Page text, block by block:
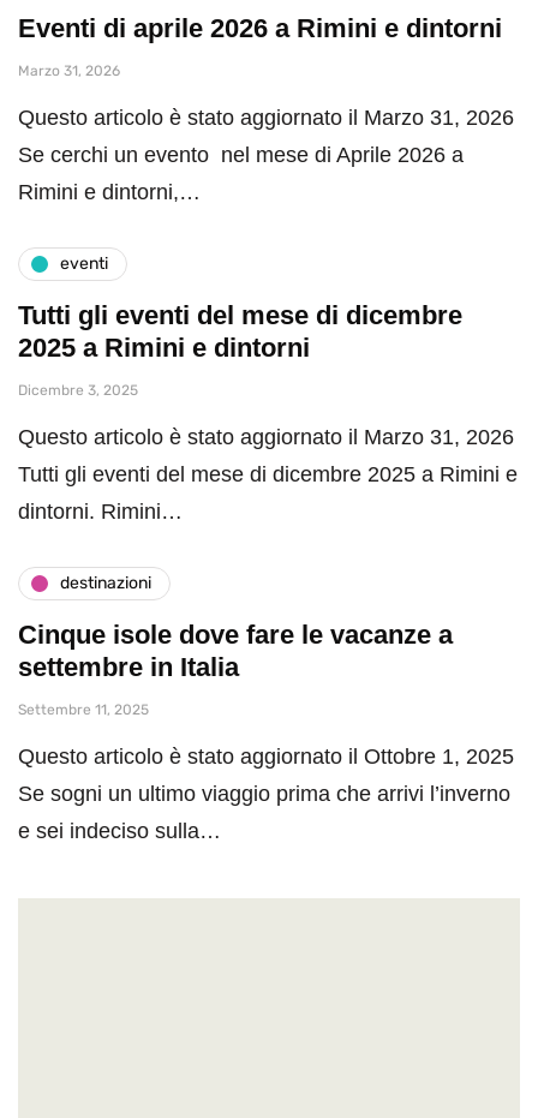
Eventi di aprile 2026 a Rimini e dintorni
Marzo 31, 2026
Questo articolo è stato aggiornato il Marzo 31, 2026
Se cerchi un evento nel mese di Aprile 2026 a
Rimini e dintorni,…
eventi
Tutti gli eventi del mese di dicembre
2025 a Rimini e dintorni
Dicembre 3, 2025
Questo articolo è stato aggiornato il Marzo 31, 2026
Tutti gli eventi del mese di dicembre 2025 a Rimini e
dintorni. Rimini…
destinazioni
Cinque isole dove fare le vacanze a
settembre in Italia
Settembre 11, 2025
Questo articolo è stato aggiornato il Ottobre 1, 2025
Se sogni un ultimo viaggio prima che arrivi l’inverno
e sei indeciso sulla…